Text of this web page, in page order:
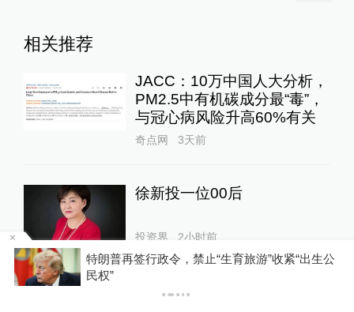
相关推荐
JACC：10万中国人大分析，
PM2.5中有机碳成分最“毒”，
与冠心病风险升高60%有关
奇点网 3天前
徐新投一位00后
投资界 2小时前
SpaceX业绩出炉 马斯克有点
如何评价《奥德赛》？古典学家威尔逊和门德尔
松给出不同尺度